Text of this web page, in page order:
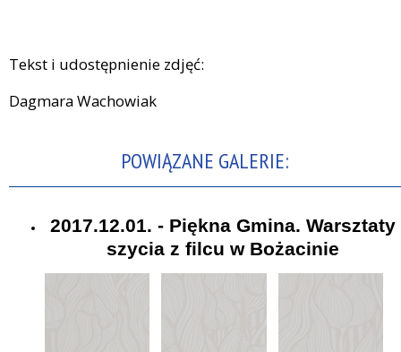
Tekst i udostępnienie zdjęć:
Dagmara Wachowiak
POWIĄZANE GALERIE:
2017.12.01. - Piękna Gmina. Warsztaty
szycia z filcu w Bożacinie